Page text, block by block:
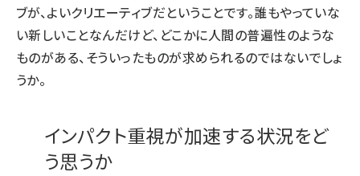
ブが、よいクリエーティブだということです。誰もやっていな
い新しいことなんだけど、どこかに人間の普遍性のような
ものがある、そういったものが求められるのではないでしょ
うか。
インパクト重視が加速する状況をど
う思うか